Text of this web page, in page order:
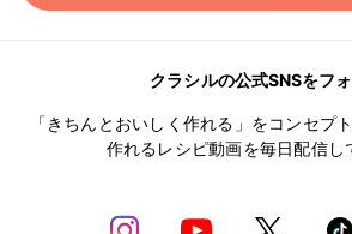
クラシルの公式SNSをフ
「きちんとおいしく作れる」をコンセプ
作れるレシピ動画を毎日配信し